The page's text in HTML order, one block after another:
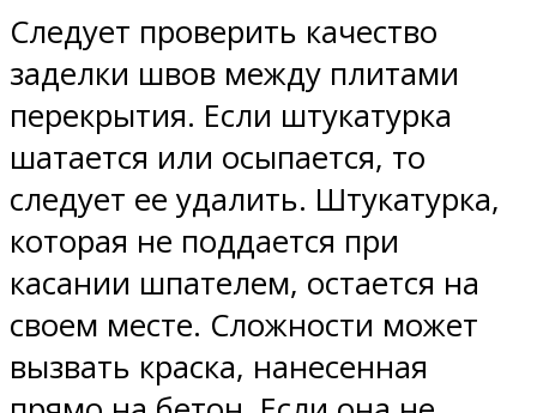
Следует проверить качество
заделки швов между плитами
перекрытия. Если штукатурка
шатается или осыпается, то
следует ее удалить. Штукатурка,
которая не поддается при
касании шпателем, остается на
своем месте. Сложности может
вызвать краска, нанесенная